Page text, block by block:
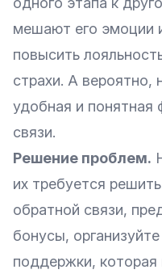
мешают его эмоции
повысить
страхи. А вероятно,
удобная и понятная
связи.
Решение проблем.
их требуется
обратной связи,
бонусы,
поддержки,